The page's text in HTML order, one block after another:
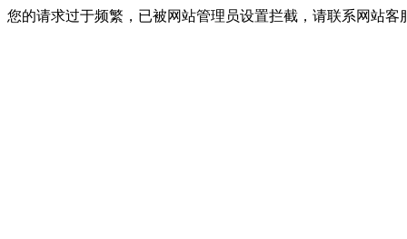
您的请求过于频繁，已被网站管理员设置拦截，请联系网站客